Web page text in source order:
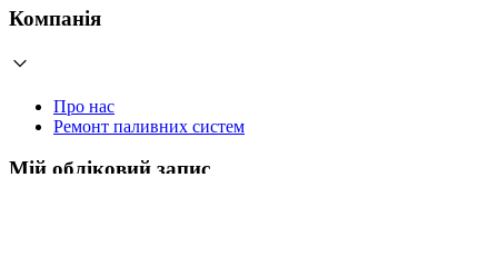
Компанія
Про нас
Ремонт паливних систем
Мій обліковий запис